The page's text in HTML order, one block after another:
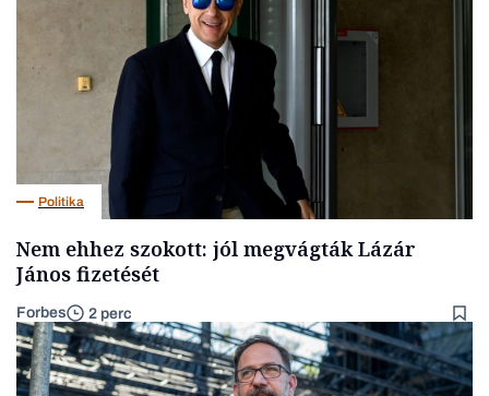
Politika
Nem ehhez szokott: jól megvágták Lázár
János fizetését
Forbes 2 perc